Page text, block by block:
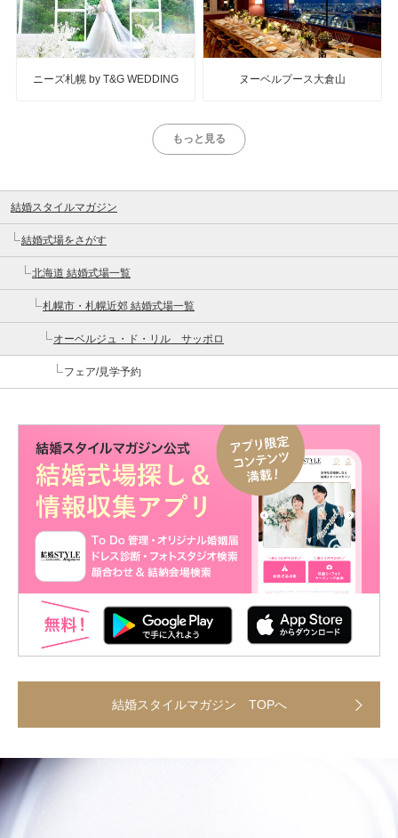
ニーズ札幌 by T&G WEDDING ヌーベルプース大倉山
もっと見る
結婚スタイルマガジン
結婚式場をさがす
北海道 結婚式場一覧
札幌市・札幌近郊 結婚式場一覧
オーベルジュ・ド・リル サッポロ
フェア/見学予約
結婚スタイルマガジン TOPへ